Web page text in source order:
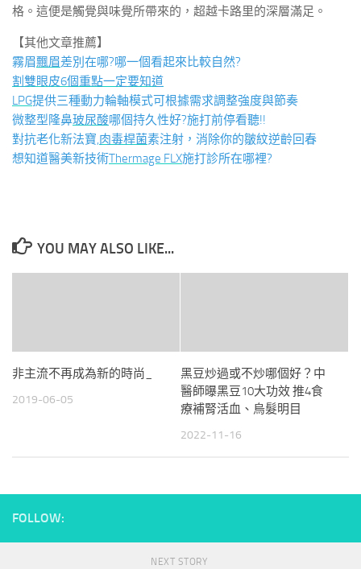
格。這便是觸覺與味覺所帶來的，超越卡路里的深層滿足。
【其他文章推薦】
霧眉飄眉差別在哪?哪一個看起來比較自然?
割雙眼皮6個重點一定要知道
LPG提供三種動力輪軸模式可根據需求調整強度與節奏
微整型隆鼻玻尿酸哪個持久性好?施打前停看聽!!
對抗老化新法寶,肉毒桿菌素注射，消除你的皺紋逆齡回春
想知道醫美新技術Thermage FLX施打診所在哪裡?
YOU MAY ALSO LIKE...
非主流不再成為新的時尚_
2019-06-05
黑豆炒過或不炒哪個好？中
醫師曝黑豆10大功效 推4食
療補腎活血、烏髮明目
2022-11-16
FOLLOW:
NEXT STORY